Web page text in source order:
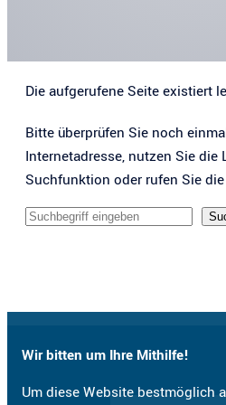
Wir bitten um Ihre Mithilfe!
Um diese Website bestmöglich
Die aufgerufene Seite existiert
Bitte überprüfen Sie noch
Internetadresse, nutzen Sie die
Suchfunktion oder rufen Sie die
Sucheingabe